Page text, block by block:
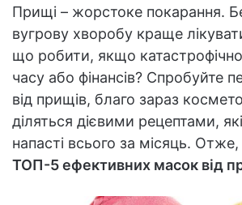
Прищі – жорстоке покарання.
вугрову хворобу краще
що робити, якщо
часу або фінансів? Спробуйте
від прищів, благо зараз
діляться дієвими рецептами,
напасті всього за місяць.
ТОП-5 ефективних масок від